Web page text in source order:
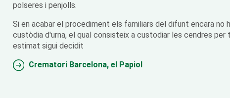
polseres i penjolls.
Si en acabar el procediment els familiars del difunt encara
custòdia d'urna, el qual consisteix a custodiar les cendres
estimat sigui decidit
Crematori Barcelona, el Papiol